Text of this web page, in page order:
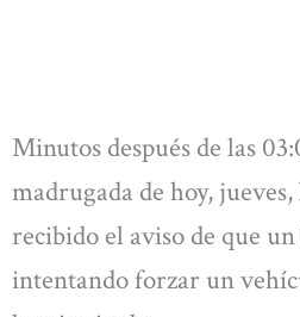
Minutos después de las
madrugada de hoy,
recibido el aviso de que
intentando forzar un